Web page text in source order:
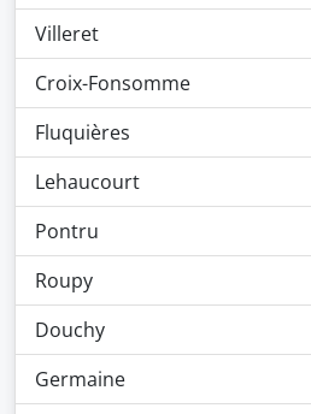
Villeret
Croix-Fonsomme
Fluquières
Lehaucourt
Pontru
Roupy
Douchy
Germaine